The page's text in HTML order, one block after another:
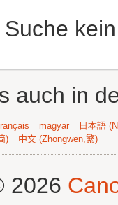
auch in
magyar
日本語
) 中文 (Zhongwen,繁)
2026